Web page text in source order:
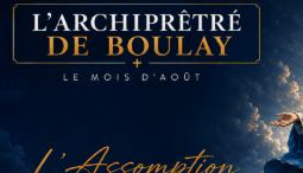
Aller
contenu